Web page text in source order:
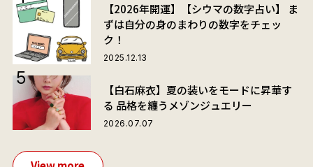
【2026年開運】【シウマの数字占い】 ま
ずは自分の身のまわりの数字をチェッ
ク！
2025.12.13
【白石麻衣】夏の装いをモードに昇華す
る 品格を纏うメゾンジュエリー
2026.07.07